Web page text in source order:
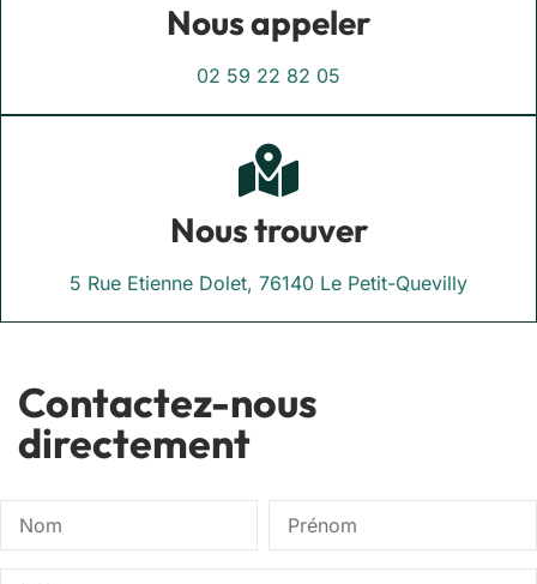
Nous appeler
02 59 22 82 05
Nous trouver
5 Rue Etienne Dolet, 76140 Le Petit-Quevilly
Contactez-nous
directement